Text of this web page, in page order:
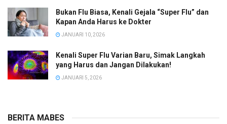
Bukan Flu Biasa, Kenali Gejala “Super Flu” dan
Kapan Anda Harus ke Dokter
JANUARI 10, 2026
Kenali Super Flu Varian Baru, Simak Langkah
yang Harus dan Jangan Dilakukan!
JANUARI 5, 2026
BERITA MABES